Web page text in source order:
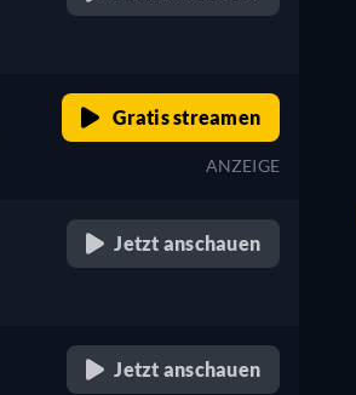
Gratis streamen
ANZEIGE
Jetzt anschauen
Jetzt anschauen